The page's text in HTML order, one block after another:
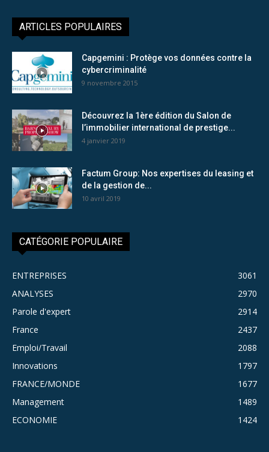
ARTICLES POPULAIRES
Capgemini : Protège vos données contre la
cybercriminalité
9 novembre 2015
Découvrez la 1ère édition du Salon de
l’immobilier international de prestige...
4 janvier 2019
Factum Group: Nos expertises du leasing et
de la gestion de...
10 avril 2019
CATÉGORIE POPULAIRE
ENTREPRISES
3061
ANALYSES
2970
Parole d'expert
2914
France
2437
Emploi/Travail
2088
Innovations
1797
FRANCE/MONDE
1677
Management
1489
ECONOMIE
1424